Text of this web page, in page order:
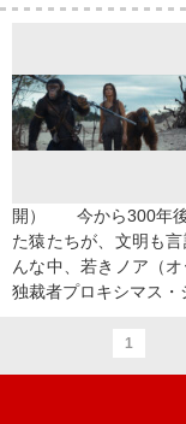
開） 今から300年後
た猿たちが、文明も
んな中、若きノア（
独裁者プロキシマス・
1